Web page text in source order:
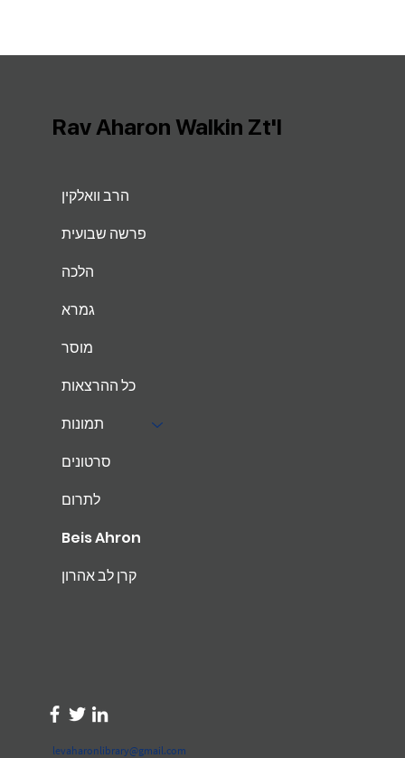
הרב וואלקין
פרשה שבועית
הלכה
גמרא
מוסר
כל ההרצאות
תמונות
סרטונים
לתרום
Beis Ahron
קרן לב אהרון
levaharonlibrary@gmail.com
Rav Aharon Walkin Zt'l